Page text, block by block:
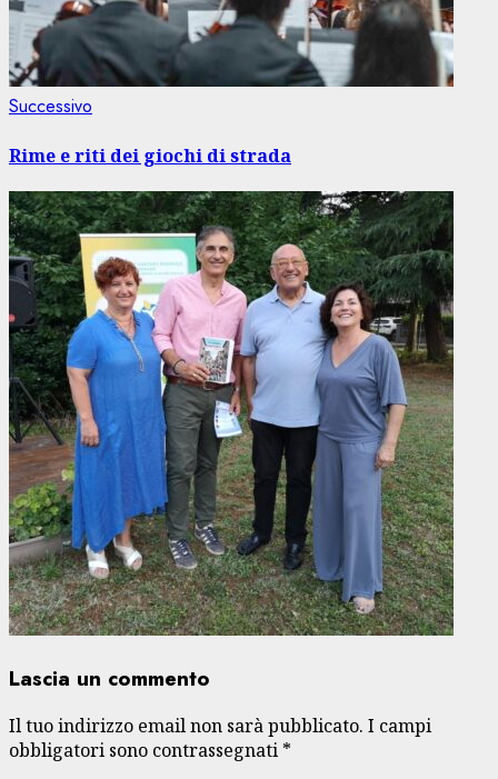
Successivo
Rime e riti dei giochi di strada
Lascia un commento
Il tuo indirizzo email non sarà pubblicato. I campi
obbligatori sono contrassegnati *